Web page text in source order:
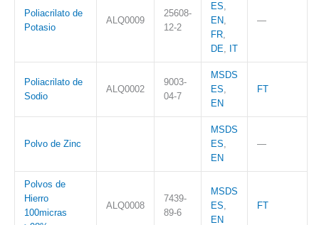
Poliacrilato de
Potasio
ALQ0009
25608-
12-2
ES,
EN,
FR,
DE, IT
—
Poliacrilato de
Sodio
ALQ0002
9003-
04-7
MSDS
ES,
EN
FT
Polvo de Zinc
MSDS
ES,
EN
—
Polvos de
Hierro
100micras
ALQ0008
7439-
89-6
MSDS
ES,
EN
FT